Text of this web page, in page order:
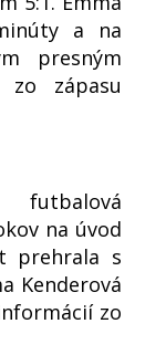
a na
presným
zo zápasu
na úvod
prehrala s
Kenderová
zo